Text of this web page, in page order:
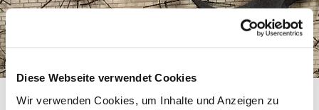
Diese Webseite verwendet Cookies
Wir verwenden Cookies, um Inhalte und Anzeigen zu
Pfarrerin